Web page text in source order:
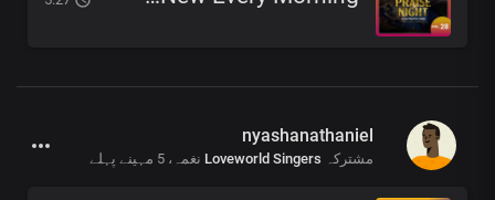
nyashanathaniel
مشترکہ Loveworld Singers نغمہ، 5 مہینے پہلے